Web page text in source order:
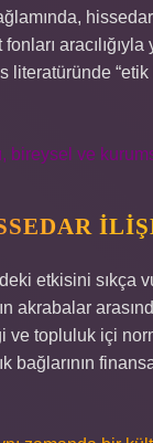
aracılığıyla
“etik
bireysel ve
etkisini sıkça
topluluk içi
bağlarının